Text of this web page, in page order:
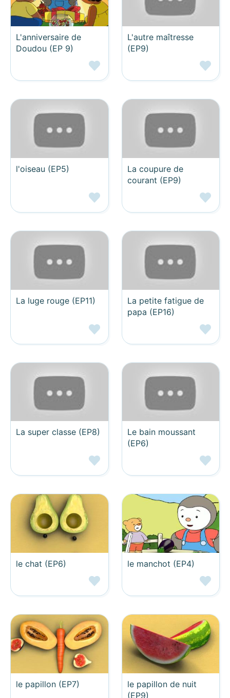
L'anniversaire de
Doudou (EP 9)
L'autre maîtresse
(EP9)
l'oiseau (EP5)
La coupure de
courant (EP9)
La luge rouge (EP11)
La petite fatigue de
papa (EP16)
La super classe (EP8)
Le bain moussant
(EP6)
le chat (EP6) le manchot (EP4)
le papillon (EP7)
le papillon de nuit
(EP9)